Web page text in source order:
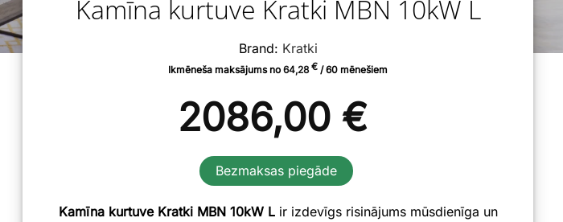
Kamīna kurtuve Kratki MBN 10kW L
Brand: Kratki
Ikmēneša maksājums no 64,28€ / 60 mēnešiem
2086,00 €
Bezmaksas piegāde
Kamīna kurtuve Kratki MBN 10kW L ir izdevīgs risinājums mūsdienīga un